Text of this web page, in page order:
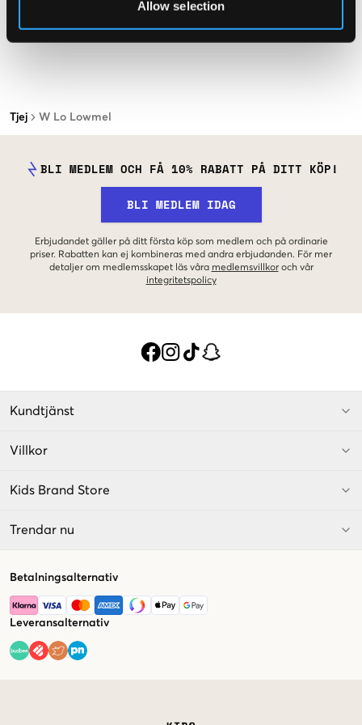
Allow selection
Tjej W Lo Lowmel
BLI MEDLEM OCH FÅ 10% RABATT PÅ DITT KÖP!
BLI MEDLEM IDAG
Erbjudandet gäller på ditt första köp som medlem och på ordinarie
priser. Rabatten kan ej kombineras med andra erbjudanden. För mer
detaljer om medlemsskapet läs våra medlemsvillkor och vår
integritetspolicy
Kundtjänst
Villkor
Kids Brand Store
Trendar nu
Betalningsalternativ
Leveransalternativ